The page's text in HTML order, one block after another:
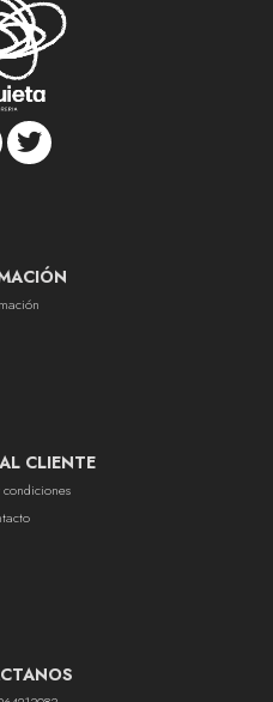
CLIENTE
condiciones